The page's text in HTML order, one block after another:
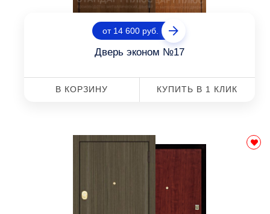
от 14 600 руб.
Дверь эконом №17
В КОРЗИНУ КУПИТЬ В 1 КЛИК